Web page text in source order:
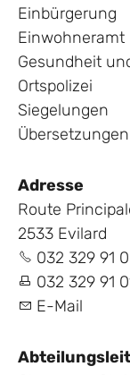
Einbürgerung
Einwohneramt
Gesundheit
Ortspolizei
Siegelungen
Übersetzungen
Adresse
Route
2533 Evilard
032 329 91
032 329 91
E-Mail